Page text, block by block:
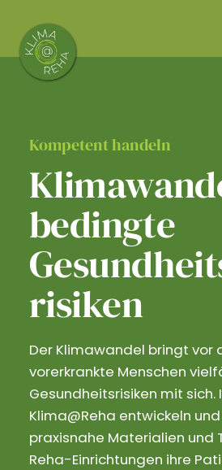
content
Kompetent handeln
bedingte
risiken
Der Klimawandel bringt vor
vorerkrankte Menschen
Gesundheitsrisiken mit sich.
Klima@Reha entwickeln
praxisnahe Materialien und
Reha-Einrichtungen ihre